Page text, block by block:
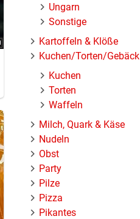
Ungarn
Sonstige
Kartoffeln & Klöße
Kuchen/Torten/Gebäck
Kuchen
Torten
Waffeln
Milch, Quark & Käse
Nudeln
Obst
Party
Pilze
Pizza
Pikantes